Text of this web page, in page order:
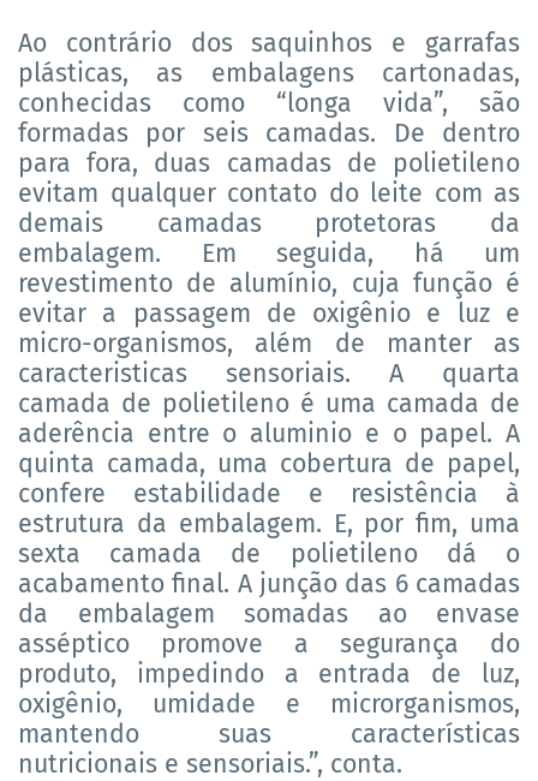
Ao contrário dos saquinhos e garrafas
plásticas, as embalagens cartonadas,
conhecidas como “longa vida”, são
formadas por seis camadas. De dentro
para fora, duas camadas de polietileno
evitam qualquer contato do leite com as
demais camadas protetoras da
embalagem. Em seguida, há um
revestimento de alumínio, cuja função é
evitar a passagem de oxigênio e luz e
micro-organismos, além de manter as
caracteristicas sensoriais. A quarta
camada de polietileno é uma camada de
aderência entre o aluminio e o papel. A
quinta camada, uma cobertura de papel,
confere estabilidade e resistência à
estrutura da embalagem. E, por fim, uma
sexta camada de polietileno dá o
acabamento final. A junção das 6 camadas
da embalagem somadas ao envase
asséptico promove a segurança do
produto, impedindo a entrada de luz,
oxigênio, umidade e microrganismos,
mantendo suas características
nutricionais e sensoriais.”, conta.